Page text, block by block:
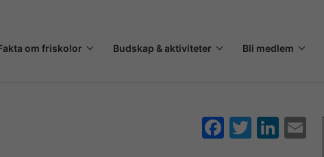
om friskolor Budskap & aktiviteter Bli medlem
F
T Li